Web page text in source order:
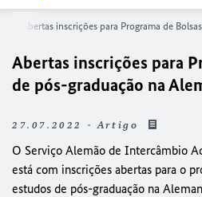
Abertas inscrições para Programa de
Abertas inscrições para
de pós-graduação na
27.07.2022 - Artigo
O Serviço Alemão de Intercâmbio
está com inscrições abertas para o
estudos de pós-graduação na